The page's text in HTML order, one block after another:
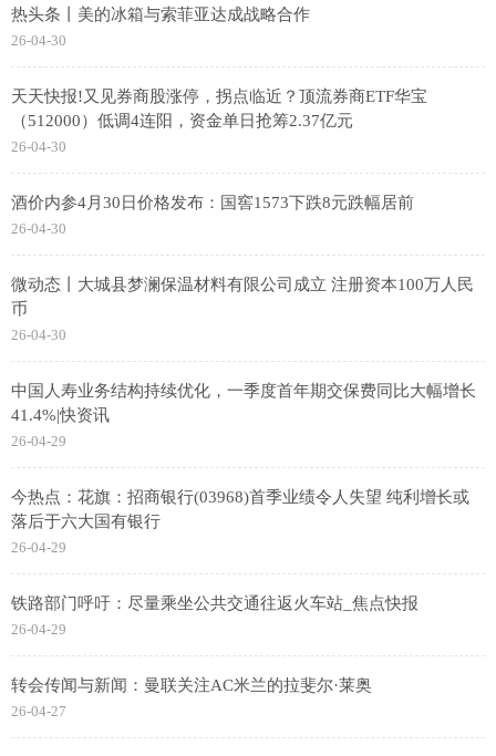
热头条丨美的冰箱与索菲亚达成战略合作
26-04-30
天天快报!又见券商股涨停，拐点临近？顶流券商ETF华宝
（512000）低调4连阳，资金单日抢筹2.37亿元
26-04-30
酒价内参4月30日价格发布：国窖1573下跌8元跌幅居前
26-04-30
微动态丨大城县梦澜保温材料有限公司成立 注册资本100万人民
币
26-04-30
中国人寿业务结构持续优化，一季度首年期交保费同比大幅增长
41.4%|快资讯
26-04-29
今热点：花旗：招商银行(03968)首季业绩令人失望 纯利增长或
落后于六大国有银行
26-04-29
铁路部门呼吁：尽量乘坐公共交通往返火车站_焦点快报
26-04-29
转会传闻与新闻：曼联关注AC米兰的拉斐尔·莱奥
26-04-27